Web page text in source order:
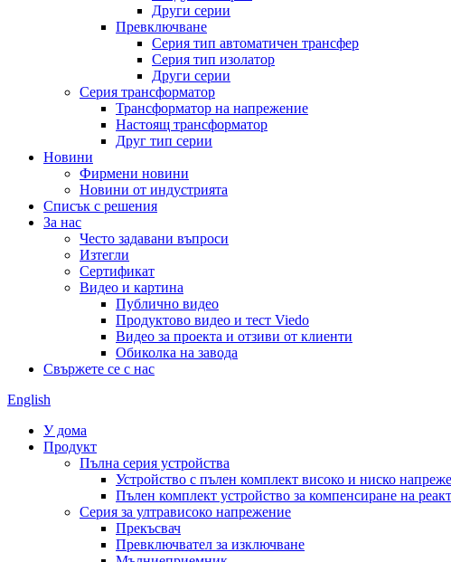
Други серии
Превключване
Серия тип автоматичен трансфер
Серия тип изолатор
Други серии
Серия трансформатор
Трансформатор на напрежение
Настоящ трансформатор
Друг тип серии
Новини
Фирмени новини
Новини от индустрията
Списък с решения
За нас
Често задавани въпроси
Изтегли
Сертификат
Видео и картина
Публично видео
Продуктово видео и тест Viedo
Видео за проекта и отзиви от клиенти
Обиколка на завода
Свържете се с нас
English
У дома
Продукт
Пълна серия устройства
Устройство с пълен комплект високо и ниско
Пълен комплект устройство за компенсиране на
Серия за ултрависоко напрежение
Прекъсвач
Превключвател за изключване